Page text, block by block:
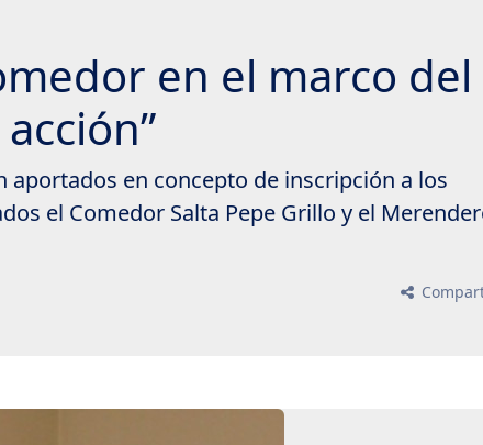
en el marco del
aportados en concepto de inscripción a los
el Comedor Salta Pepe Grillo y el